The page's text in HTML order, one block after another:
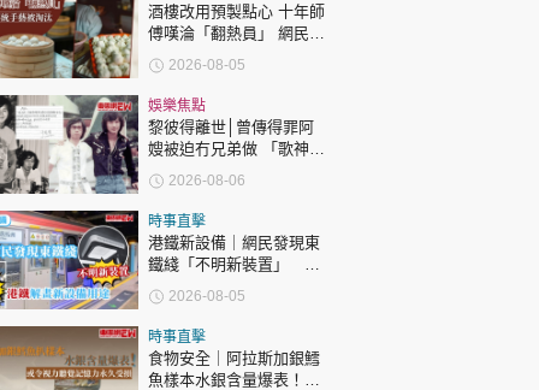
球 The Standard 親子王
得轉載 ©Eastweek.com.hk. All rights reserved.
酒樓改用預製點心 十年師
傅嘆淪「翻熱員」 網民憂
傳統手藝被淘汰
2026-08-05
娛樂焦點
黎彼得離世│曾傳得罪阿
嫂被迫冇兄弟做 「歌神」
許冠傑親筆撰寫悼念忘友
2026-08-06
時事直擊
港鐵新設備｜網民發現東
鐵綫「不明新裝置」 港
鐵解畫新設備用途
2026-08-05
時事直擊
食物安全｜阿拉斯加銀鱈
魚樣本水銀含量爆表！或